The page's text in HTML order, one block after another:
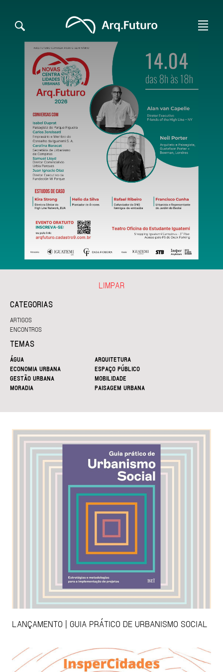
CATEGORIAS
ARTIGOS
ENCONTROS
TEMAS
ÁGUA
ARQUITETURA
ECONOMIA URBANA
ESPAÇO PÚBLICO
GESTÃO URBANA
MOBILIDADE
MORADIA
PAISAGEM URBANA
LIMPAR
LANÇAMENTO | GUIA PRÁTICO DE URBANISMO SOCIAL